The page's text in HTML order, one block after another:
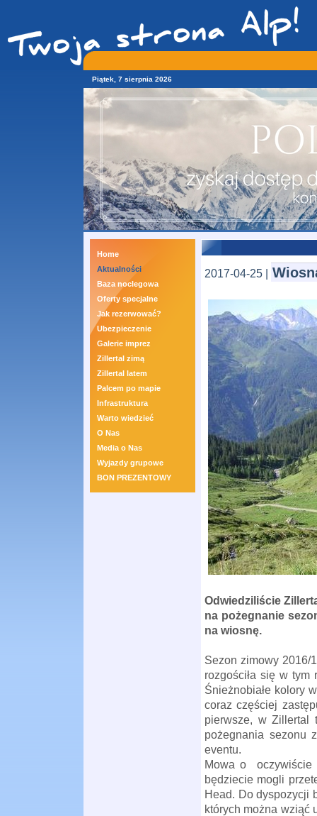
Piątek, 7 sierpnia 2026
Home
Aktualności
Baza noclegowa
Oferty specjalne
Jak rezerwować?
Ubezpieczenie
Galerie imprez
Zillertal zimą
Zillertal latem
Palcem po mapie
Infrastruktura
Warto wiedzieć
O Nas
Media o Nas
Wyjazdy grupowe
BON PREZENTOWY
2017-04-25 |
Odwiedziliście
na pożegnanie
na wiosnę.
Sezon zimowy 2016/
rozgościła się w
Śnieżnobiałe kolory
coraz częściej
pierwsze, w Zillertal
pożegnania sezonu
eventu.
Mowa o
będziecie mogli
Head. Do dyspozycji
których można wziąć